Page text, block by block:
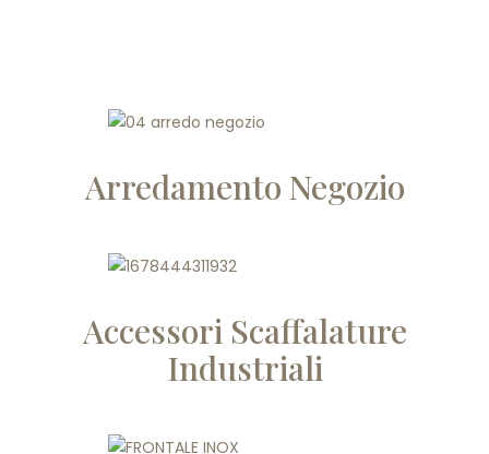
Arredamento Negozio
Accessori Scaffalature
Industriali